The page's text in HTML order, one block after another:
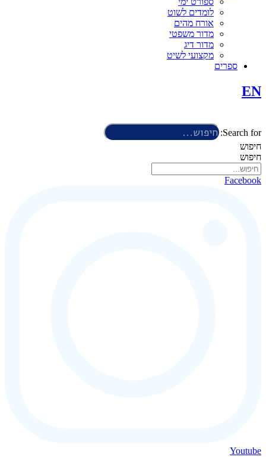
לומדים לשוט
אורח מהים
מדור משפטי
מדור דיג
מקצועי לשיט
ספרים
EN
Search for:
חיפוש
חיפוש
Facebook
Youtube